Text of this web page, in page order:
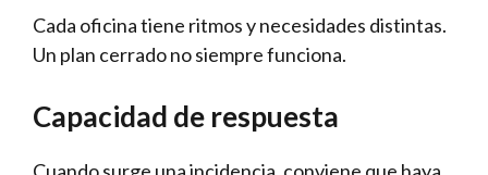
Cada oficina tiene ritmos y necesidades distintas.
Un plan cerrado no siempre funciona.
Capacidad de respuesta